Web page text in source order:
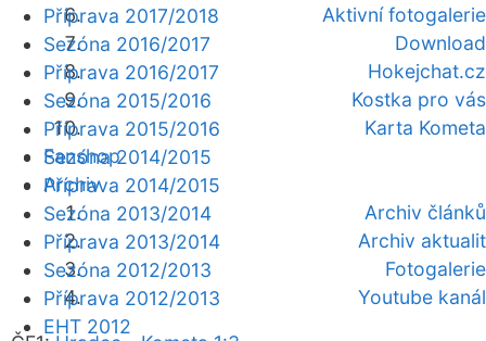
Aktivní fotogalerie
Download
Hokejchat.cz
Kostka pro vás
Karta Kometa
Fanshop
Archiv
Archiv článků
Archiv aktualit
Fotogalerie
Youtube kanál
Příprava 2017/2018
Sezóna 2016/2017
Příprava 2016/2017
Sezóna 2015/2016
Příprava 2015/2016
Sezóna 2014/2015
Příprava 2014/2015
Sezóna 2013/2014
Příprava 2013/2014
Sezóna 2012/2013
Příprava 2012/2013
EHT 2012